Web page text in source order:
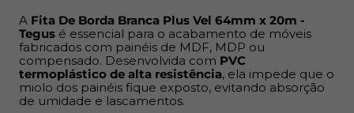
Formato: Linear
Indicação de Uso:
Acabamento de móveis residenciais, comerciais ou
corporativos
A Fita De Borda Branca Plus Vel 64mm x 20m -
Tegus é essencial para o acabamento de móveis
fabricados com painéis de MDF, MDP ou
compensado. Desenvolvida com PVC
termoplástico de alta resistência, ela impede que o
miolo dos painéis fique exposto, evitando absorção
de umidade e lascamentos.